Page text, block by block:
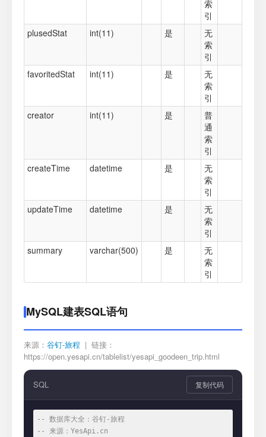
索
引
plusedStat
int(11) 是
无
索
引
favoritedStat
int(11) 是
无
索
引
creator
int(11) 是
普
通
索
引
createTime
datetime 是
无
索
引
updateTime
datetime 是
无
索
引
summary
varchar(500) 是
无
索
引
MySQL建表SQL语句
来源： 谷钉-旅程 | 链接：
https://open.yesapi.cn/tablelist/yesapi_goodeen_trip.html
SQL 复制代码
-- 数据库大全：谷钉-旅程
-- 来源：YesApi.cn